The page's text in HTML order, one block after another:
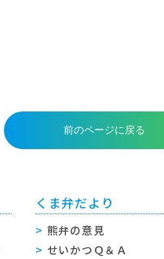
くま弁だより
熊弁の意見
せいかつＱ＆Ａ